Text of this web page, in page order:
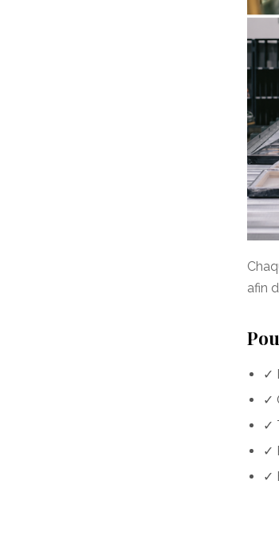
afin
✓
✓
✓
✓
✓